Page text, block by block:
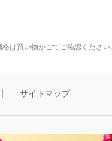
は買い物かごでご確認ください
サイトマップ